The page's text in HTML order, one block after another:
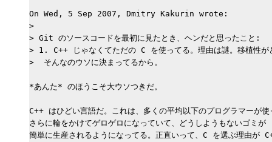
On Wed, 5 Sep 2007, Dmitry Kakurin wrote:
>
> Git のソースコードを最初に見たとき、ヘンだと思ったこと:
> 1. C++ じゃなくてただの C を使ってる。理由は謎。移植性が
>  そんなのウソに決まってるから。
*あんた* のほうこそ大ウソつきだ。
C++ はひどい言語だ。これは、多くの平均以下のプログラマーが使
さらに輪をかけてゲロゲロになっていて、どうしようもないゴミが
簡単に生産されるようになってる。正直いって、C を選ぶ理由が